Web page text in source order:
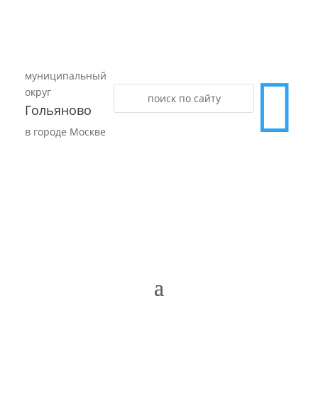
муниципальный
округ
Гольяново
в городе Москве 